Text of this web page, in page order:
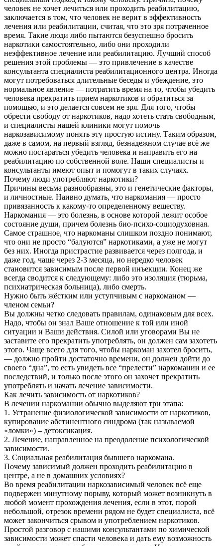
человек не хочет лечиться или проходить реабилитацию,
заключается в том, что человек не верит в эффективность
лечения или реабилитации, считая, что это зря потраченное
время. Такие люди либо пытаются безуспешно бросить
наркотики самостоятельно, либо они проходили
неэффективное лечение или реабилитацию. Лучший способ
решения этой проблемы — это привлечение в качестве
консультанта специалиста реабилитационного центра. Иногда
могут потребоваться длительные беседы и убеждение, это
нормальное явление — потратить время на то, чтобы убедить
человека прекратить прием наркотиков и обратиться за
помощью, и это делается совсем не зря. Для того, чтобы
обрести свободу от наркотиков, надо хотеть стать свободным,
и специалисты нашей клиники могут помочь
наркозависимому понять эту простую истину. Таким образом,
даже в самом, на первый взгляд, безнадежном случае всё же
можно постараться убедить человека и направить его на
реабилитацию по собственной воле. Наши специалисты и
консультанты имеют опыт и помогут в таких случаях.
Почему люди употребляют наркотики?
Причины весьма разнообразны, это и генетические факторы,
и личностные. Наивно думать, что наркомания — просто
привязанность к какому-то определенному веществу.
Наркомания — это болезнь, в основе которой лежит особое
состояние души, причем болезнь био-психо-социодуховная.
Самое страшное, что наркоманы слишком поздно понимают,
что они не просто “балуются” наркотиками, а уже не могут
без них. Иногда пристрастие развивается через полгода, и
даже год, чаще через 2-3 месяца, но нередко человек
становится зависимым после первой инъекции. Конец же
всегда сводится к следующему: либо это изоляция (тюрьма,
психиатрическая больница), либо смерть.
Нужно быть жёстким или уступчивым с наркоманом —
членом семьи?
Вы должны четко следовать правилам, одинаковым для всех.
Надо, чтобы он знал Ваше отношение к той или иной
ситуации и Ваши действия. Силой или уговорами Вы не
заставите его прекратить употреблять, он должен сам захотеть
этого. Чаще всего для того, чтобы наркоман захотел бросить,
— должно пройти достаточно времени, он должен дойти до
своего “дна”, то есть увидеть все “прелести” наркомании и ее
последствий, и только после этого он захочет прекратить
употреблять и начать лечение зависимости.
Как лечить зависимость от наркотиков?
В лечении наркомании обычно выделяют три этапа:
1. Устранение физиологической зависимости от наркотиков,
купирование абстинентного синдрома (так называемой
«ломки») – детоксикация.
2. Лечение, направленное на преодоление психологической
зависимости.
3. Социальная реабилитация бывшего наркомана.
Почему зависимый должен проходить реабилитацию в
центре, а не в домашних условиях?
Во время реабилитации наркозависимый человек всё еще
подвержен минутному порыву, который может возникнуть в
любой момент прохождения лечения, если в этот, порой
небольшой, отрезок времени рядом не будет специалиста, всё
может закончиться срывом и употреблением наркотиков.
Простой разговор с нашими консультантами по химической
зависимости может спасти человека и дать ему возможность